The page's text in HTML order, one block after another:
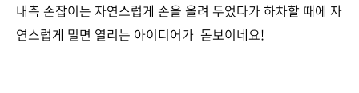
내측 손잡이는 자연스럽게 손을 올려 두었다가 하차할 때에 자
연스럽게 밀면 열리는 아이디어가 돋보이네요!